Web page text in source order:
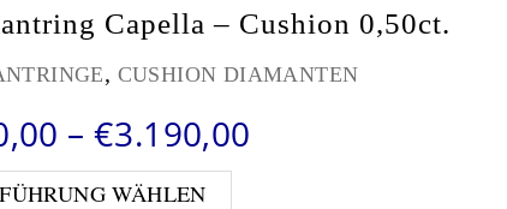
Capella – Cushion 0,50ct.
, CUSHION DIAMANTEN
–€3.190,00
WÄHLEN